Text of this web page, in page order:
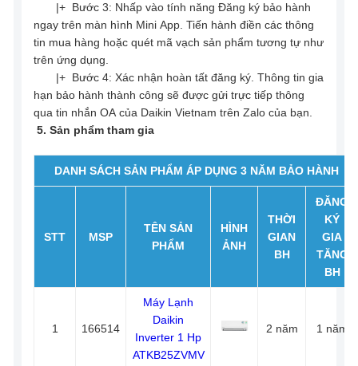
|+ Bước 3: Nhấp vào tính năng Đăng ký bảo hành
ngay trên màn hình Mini App. Tiến hành điền các thông
tin mua hàng hoặc quét mã vạch sản phẩm tương tự như
trên ứng dụng.
|+ Bước 4: Xác nhận hoàn tất đăng ký. Thông tin gia
hạn bảo hành thành công sẽ được gửi trực tiếp thông
qua tin nhắn OA của Daikin Vietnam trên Zalo của bạn.
5. Sản phẩm tham gia
DANH SÁCH SẢN PHẨM ÁP DỤNG 3 NĂM BẢO HÀNH
STT MSP
TÊN SẢN
PHẨM
HÌNH
ẢNH
THỜI
GIAN
BH
ĐĂNG
KÝ
GIA
TĂNG
BH
1 166514
Máy Lạnh
Daikin
Inverter 1 Hp
ATKB25ZVMV
2 năm 1 năm